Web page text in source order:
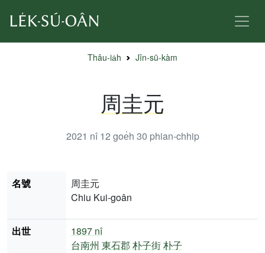
Thâu-ia̍h Jîn-sū-kàm
周圭元
2021 nî 12 goe̍h 30 phian-chhip
名號
周圭元
Chiu Kui-goân
出世
1897 nî
台南州 東石郡 朴子街朴子